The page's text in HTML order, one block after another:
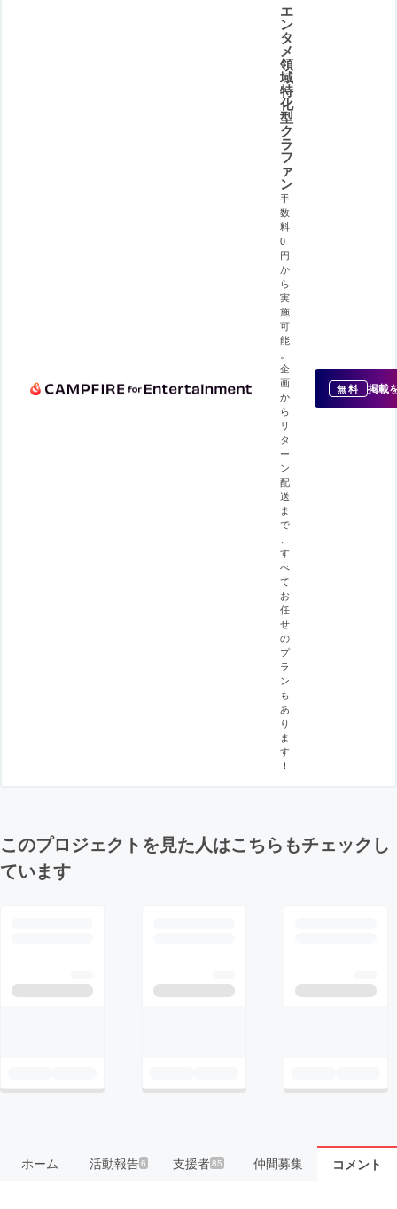
エ
ン
タ
メ
領
域
特
化
型
ク
ラ
フ
ァ
ン
手
数
料
0
円
か
ら
実
施
可
能
。
企
画
か
ら
リ
タ
ー
ン
配
送
ま
で
、
す
べ
て
お
任
せ
の
プ
ラ
ン
も
あ
り
ま
す
！
無料 掲載
このプロジェクトを見た人はこちらもチェックし
ています
ホーム 活動報告6 支援者85 仲間募集 コメント